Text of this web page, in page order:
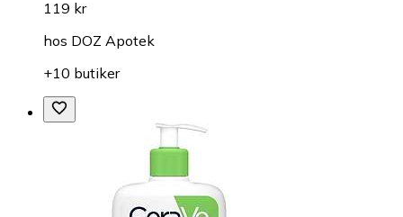
119 kr
hos DOZ Apotek
+10 butiker